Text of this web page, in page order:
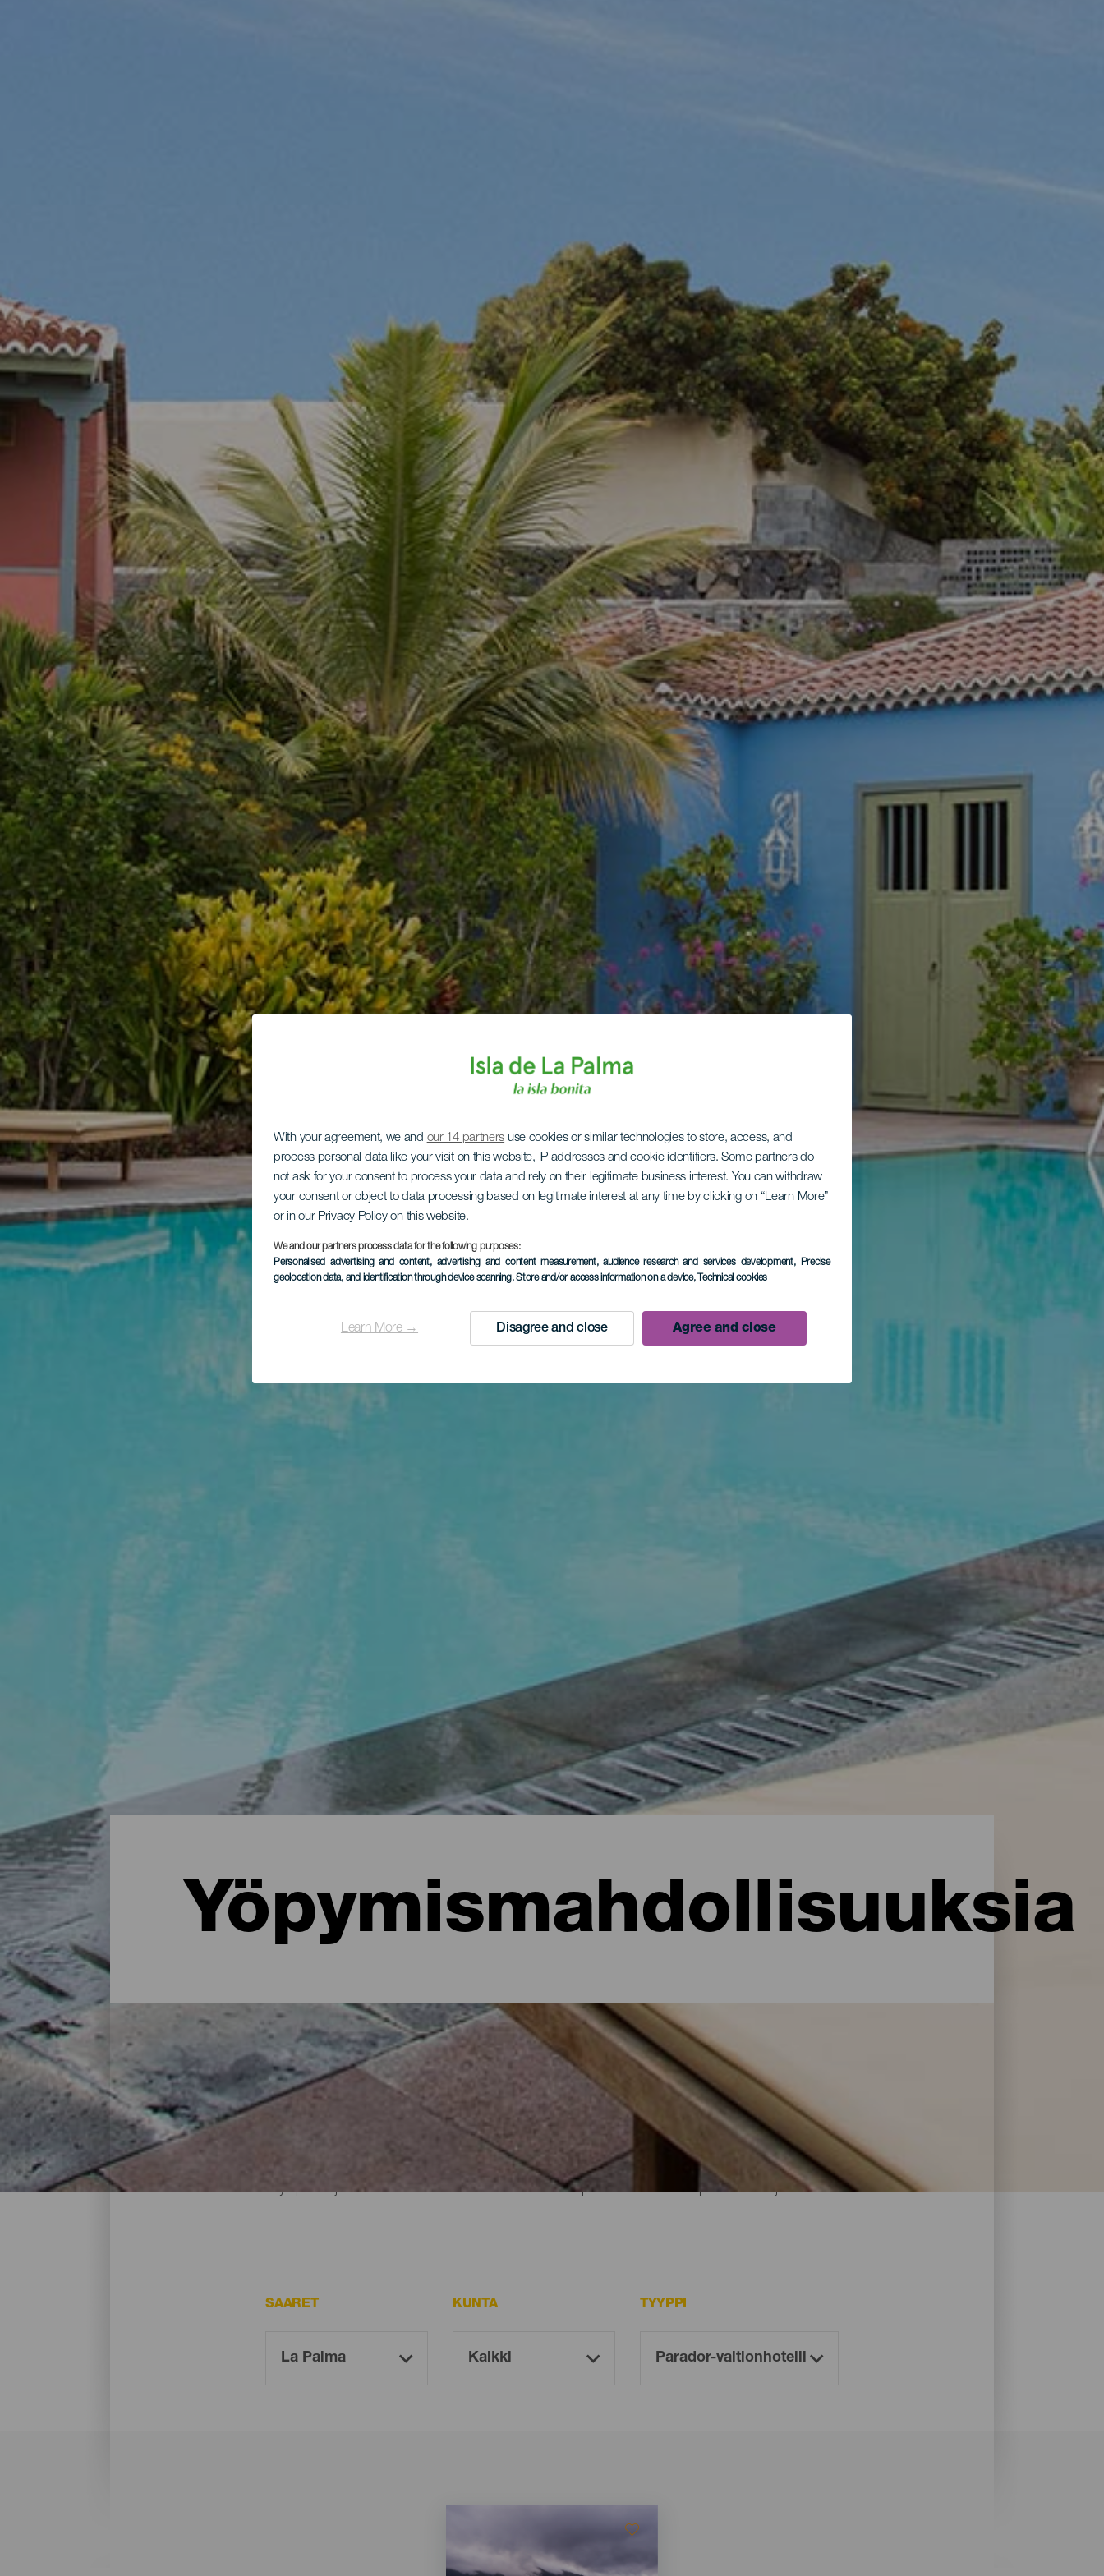
With your agreement, we and our 14 partners use cookies or similar technologies to store, access, and
process personal data like your visit on this website, IP addresses and cookie identifiers. Some partners do
not ask for your consent to process your data and rely on their legitimate business interest. You can withdraw
your consent or object to data processing based on legitimate interest at any time by clicking on “Learn More”
or in our Privacy Policy on this website.
We and our partners process data for the following purposes:
Personalised advertising and content, advertising and content measurement, audience research and services development, Precise
geolocation data, and identification through device scanning, Store and/or access information on a device, Technical cookies
Learn More → Disagree and close Agree and close
Yöpymismahdollisuuksia
Missä yöpyä La Palmassa: hotellit, asunnot...
Maalaistalossa luonnon helmassa, asunnossa meren rannalla tai viehättävässä hotellissa, jossa on runsaasti palveluja ja mukavuuksia: La Palma
tarjoaa paljon majoitusvaihtoehtoja kaikenlaisille matkailijoille kautta koko saaren hieman yli 700 neliökilometrillään. Löydä täydellinen majoitus akkujen
lataamiseen saarella vietetyn päivän jälkeen tai irrottaudu rutiineista muutamaksi päiväksi Isla Bonitan parhaiden majoitusliikkeitä avulla.
SAARET KUNTA TYYPPI